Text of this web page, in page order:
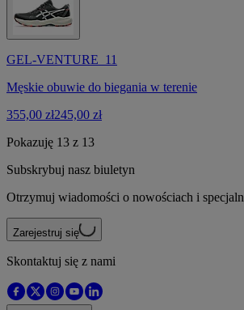
GEL-VENTURE 11
Męskie obuwie do biegania w terenie
355,00 zł245,00 zł
Pokazuję 13 z 13
Subskrybuj nasz biuletyn
Otrzymuj wiadomości o nowościach i
Zarejestruj się
Skontaktuj się z nami